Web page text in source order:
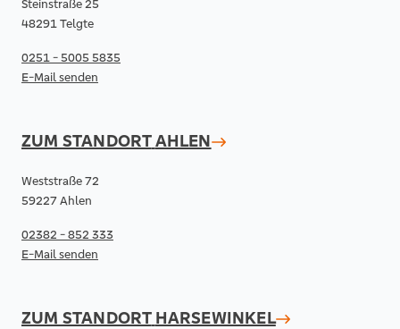
Steinstraße 25
48291 Telgte
0251 - 5005 5835
E-Mail senden
ZUM STANDORTAHLEN
Weststraße 72
59227 Ahlen
02382 - 852 333
E-Mail senden
ZUM STANDORT HARSEWINKEL